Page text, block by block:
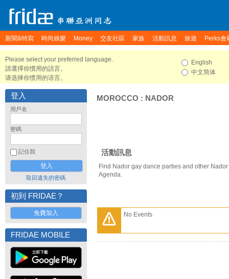
新聞&特寫 時尚娛樂 Money 交友社區 家族 活動訊息 旅遊 Perks會
Please select your preferred language.
請選擇你慣用的語言。
请选择你惯用的语言。
English
中文简体
登入
用戶名
密碼
記住我
取回遺失的密碼
初到 FRIDAE？
免費加入
FRIDAE MOBILE
MOROCCO : NADOR
活動訊息
Find Nador gay dance parties and other
Agenda.
No Events